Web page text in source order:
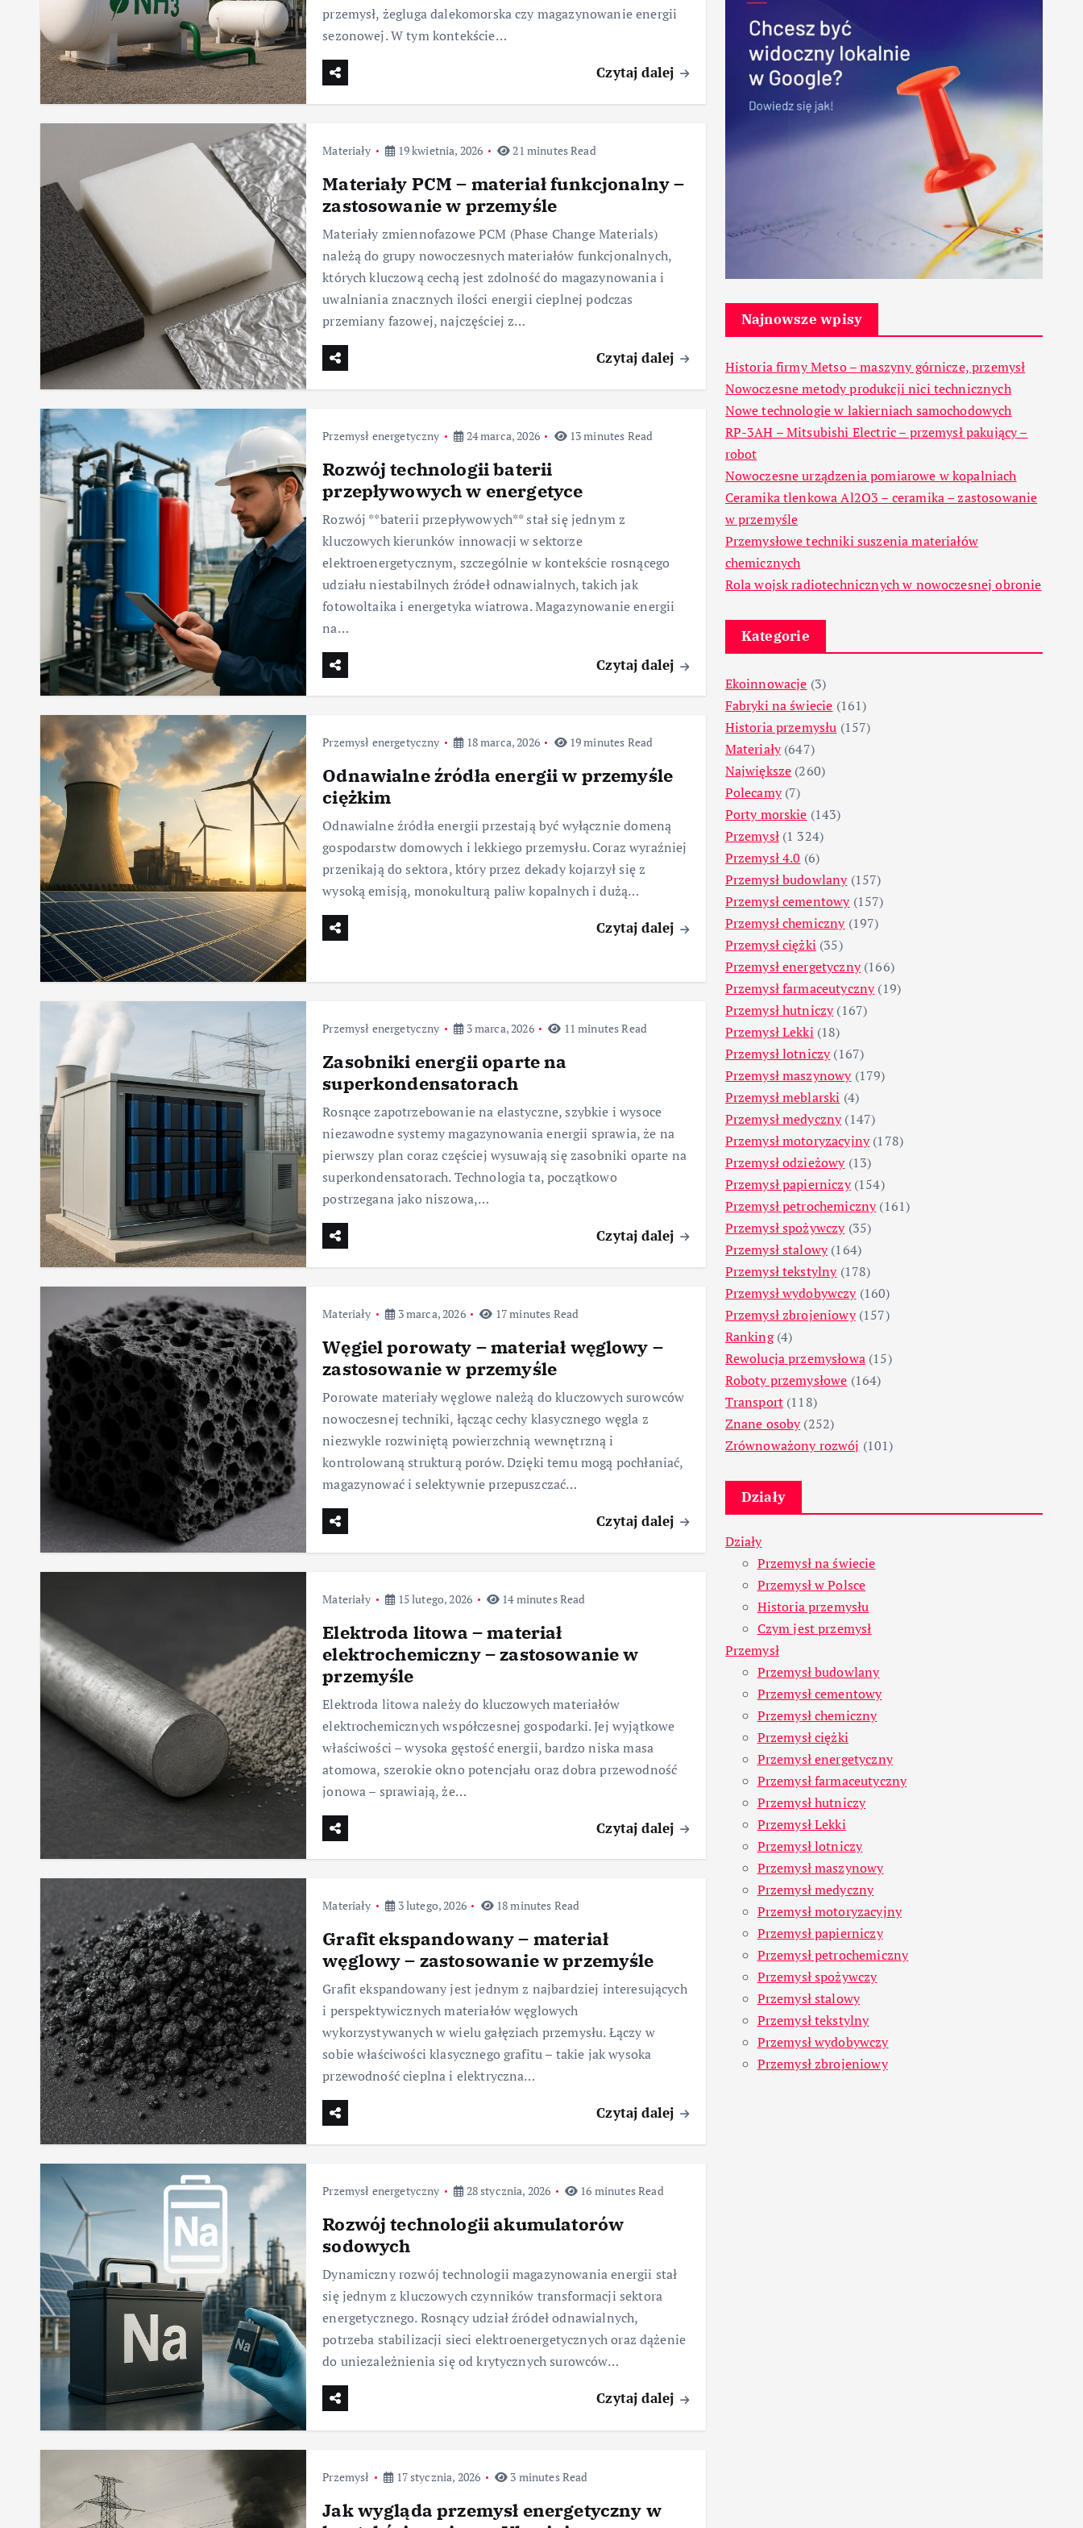
przemysł, żegluga dalekomorska czy magazynowanie energii
sezonowej. W tym kontekście…
Czytaj dalej
Materiały 19 kwietnia, 2026 21 minutes Read
Materiały PCM – materiał funkcjonalny –
zastosowanie w przemyśle
Materiały zmiennofazowe PCM (Phase Change Materials)
należą do grupy nowoczesnych materiałów funkcjonalnych,
których kluczową cechą jest zdolność do magazynowania i
uwalniania znacznych ilości energii cieplnej podczas
przemiany fazowej, najczęściej z…
Czytaj dalej
Przemysł energetyczny 24 marca, 2026 13 minutes Read
Rozwój technologii baterii
przepływowych w energetyce
Rozwój **baterii przepływowych** stał się jednym z
kluczowych kierunków innowacji w sektorze
elektroenergetycznym, szczególnie w kontekście rosnącego
udziału niestabilnych źródeł odnawialnych, takich jak
fotowoltaika i energetyka wiatrowa. Magazynowanie energii
na…
Czytaj dalej
Przemysł energetyczny 18 marca, 2026 19 minutes Read
Odnawialne źródła energii w przemyśle
ciężkim
Odnawialne źródła energii przestają być wyłącznie domeną
gospodarstw domowych i lekkiego przemysłu. Coraz wyraźniej
przenikają do sektora, który przez dekady kojarzył się z
wysoką emisją, monokulturą paliw kopalnych i dużą…
Czytaj dalej
Przemysł energetyczny 3 marca, 2026 11 minutes Read
Zasobniki energii oparte na
superkondensatorach
Rosnące zapotrzebowanie na elastyczne, szybkie i wysoce
niezawodne systemy magazynowania energii sprawia, że na
pierwszy plan coraz częściej wysuwają się zasobniki oparte na
superkondensatorach. Technologia ta, początkowo
postrzegana jako niszowa,…
Czytaj dalej
Materiały 3 marca, 2026 17 minutes Read
Węgiel porowaty – materiał węglowy –
zastosowanie w przemyśle
Porowate materiały węglowe należą do kluczowych surowców
nowoczesnej techniki, łącząc cechy klasycznego węgla z
niezwykle rozwiniętą powierzchnią wewnętrzną i
kontrolowaną strukturą porów. Dzięki temu mogą pochłaniać,
magazynować i selektywnie przepuszczać…
Czytaj dalej
Materiały 15 lutego, 2026 14 minutes Read
Elektroda litowa – materiał
elektrochemiczny – zastosowanie w
przemyśle
Elektroda litowa należy do kluczowych materiałów
elektrochemicznych współczesnej gospodarki. Jej wyjątkowe
właściwości – wysoka gęstość energii, bardzo niska masa
atomowa, szerokie okno potencjału oraz dobra przewodność
jonowa – sprawiają, że…
Czytaj dalej
Materiały 3 lutego, 2026 18 minutes Read
Grafit ekspandowany – materiał
węglowy – zastosowanie w przemyśle
Grafit ekspandowany jest jednym z najbardziej interesujących
i perspektywicznych materiałów węglowych
wykorzystywanych w wielu gałęziach przemysłu. Łączy w
sobie właściwości klasycznego grafitu – takie jak wysoka
przewodność cieplna i elektryczna…
Czytaj dalej
Przemysł energetyczny 28 stycznia, 2026 16 minutes Read
Rozwój technologii akumulatorów
sodowych
Dynamiczny rozwój technologii magazynowania energii stał
się jednym z kluczowych czynników transformacji sektora
energetycznego. Rosnący udział źródeł odnawialnych,
potrzeba stabilizacji sieci elektroenergetycznych oraz dążenie
do uniezależnienia się od krytycznych surowców…
Czytaj dalej
Przemysł 17 stycznia, 2026 3 minutes Read
Jak wygląda przemysł energetyczny w
Najnowsze wpisy
Historia firmy Metso – maszyny górnicze, przemysł
Nowoczesne metody produkcji nici technicznych
Nowe technologie w lakierniach samochodowych
RP-3AH – Mitsubishi Electric – przemysł pakujący –
robot
Nowoczesne urządzenia pomiarowe w kopalniach
Ceramika tlenkowa Al2O3 – ceramika – zastosowanie
w przemyśle
Przemysłowe techniki suszenia materiałów
chemicznych
Rola wojsk radiotechnicznych w nowoczesnej obronie
Kategorie
Ekoinnowacje (3)
Fabryki na świecie (161)
Historia przemysłu (157)
Materiały(647)
Największe (260)
Polecamy(7)
Porty morskie (143)
Przemysł(1 324)
Przemysł 4.0 (6)
Przemysł budowlany(157)
Przemysł cementowy(157)
Przemysł chemiczny(197)
Przemysł ciężki (35)
Przemysł energetyczny(166)
Przemysł farmaceutyczny(19)
Przemysł hutniczy(167)
Przemysł Lekki (18)
Przemysł lotniczy(167)
Przemysł maszynowy(179)
Przemysł meblarski (4)
Przemysł medyczny(147)
Przemysł motoryzacyjny(178)
Przemysł odzieżowy(13)
Przemysł papierniczy(154)
Przemysł petrochemiczny(161)
Przemysł spożywczy(35)
Przemysł stalowy(164)
Przemysł tekstylny(178)
Przemysł wydobywczy(160)
Przemysł zbrojeniowy(157)
Ranking(4)
Rewolucja przemysłowa(15)
Roboty przemysłowe (164)
Transport (118)
Znane osoby(252)
Zrównoważony rozwój (101)
Działy
Działy
Przemysł na świecie
Przemysł w Polsce
Historia przemysłu
Czym jest przemysł
Przemysł
Przemysł budowlany
Przemysł cementowy
Przemysł chemiczny
Przemysł ciężki
Przemysł energetyczny
Przemysł farmaceutyczny
Przemysł hutniczy
Przemysł Lekki
Przemysł lotniczy
Przemysł maszynowy
Przemysł medyczny
Przemysł motoryzacyjny
Przemysł papierniczy
Przemysł petrochemiczny
Przemysł spożywczy
Przemysł stalowy
Przemysł tekstylny
Przemysł wydobywczy
Przemysł zbrojeniowy